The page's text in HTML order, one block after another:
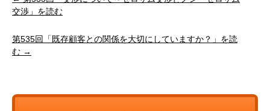
交渉」を読む
第535回「既存顧客との関係を大切にしていますか？」を読
む →